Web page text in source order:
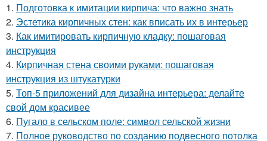
1. Подготовка к имитации кирпича: что важно знать
2. Эстетика кирпичных стен: как вписать их в интерьер
3. Как имитировать кирпичную кладку: пошаговая
инструкция
4. Кирпичная стена своими руками: пошаговая
инструкция из штукатурки
5. Топ-5 приложений для дизайна интерьера: делайте
свой дом красивее
6. Пугало в сельском поле: символ сельской жизни
7. Полное руководство по созданию подвесного потолка